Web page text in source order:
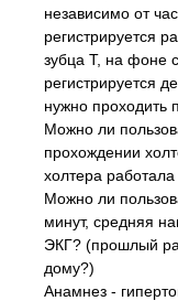
независимо от
регистрируется
зубца Т, на фоне
регистрируется
нужно проходить
Можно ли
прохождении
холтера
Можно ли
минут, средняя
ЭКГ? (прошлый
дому?)
Анамнез -